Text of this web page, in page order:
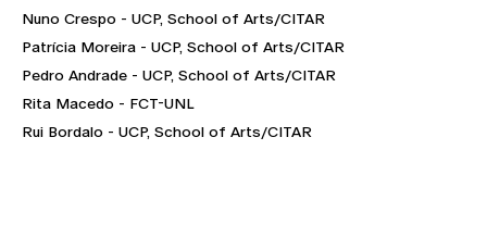
Nuno Crespo - UCP, School of Arts/CITAR
Patrícia Moreira - UCP, School of Arts/CITAR
Pedro Andrade - UCP, School of Arts/CITAR
Rita Macedo - FCT-UNL
Rui Bordalo - UCP, School of Arts/CITAR